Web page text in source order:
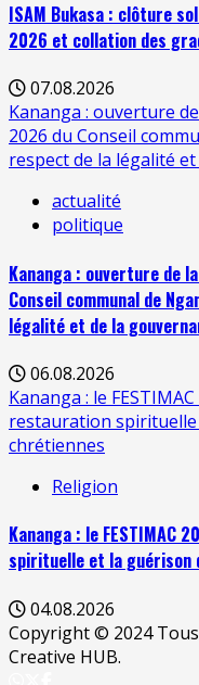
ISAM Bukasa : clôture
2026 et collation des
07.08.2026
Kananga : ouverture
2026 du Conseil
respect de la légalité
actualité
politique
Kananga : ouverture de
Conseil communal de
légalité et de la
06.08.2026
Kananga : le
restauration
chrétiennes
Religion
Kananga : le FESTIMAC
spirituelle et la guérison
04.08.2026
Copyright © 2024
Creative HUB.